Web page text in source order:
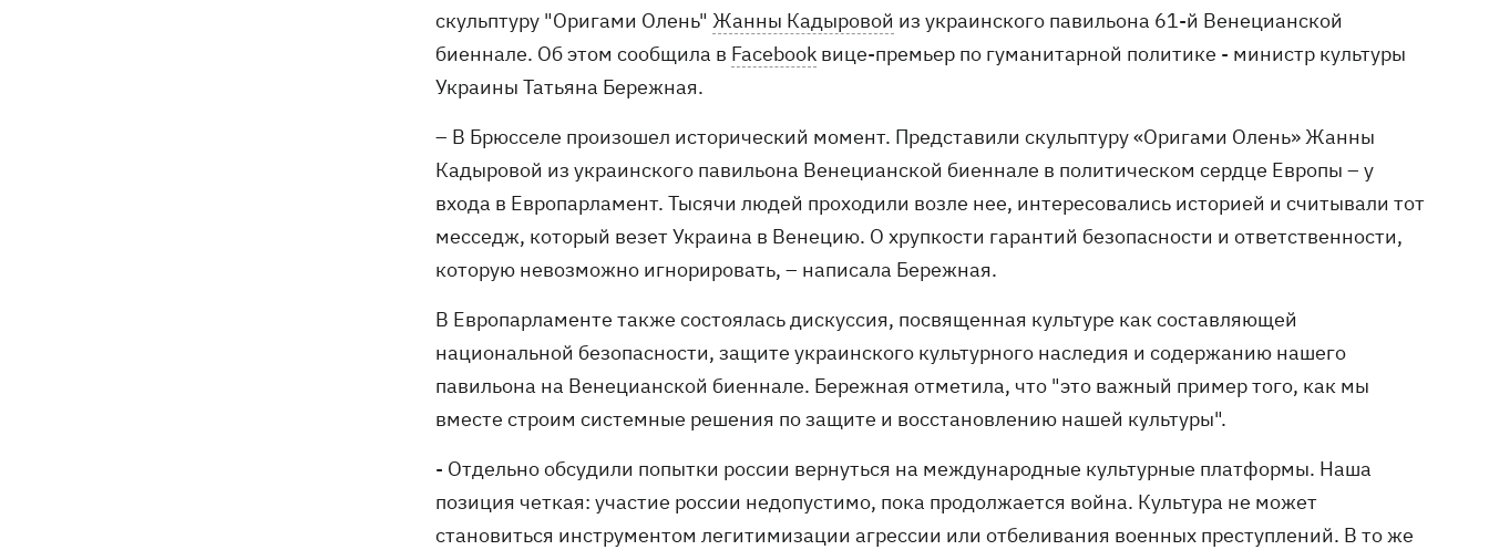
скульптуру "Оригами Олень" Жанны Кадыровой из украинского павильона 61-й Венецианской
биеннале. Об этом сообщила в Facebook вице-премьер по гуманитарной политике - министр культуры
Украины Татьяна Бережная.
– В Брюсселе произошел исторический момент. Представили скульптуру «Оригами Олень» Жанны
Кадыровой из украинского павильона Венецианской биеннале в политическом сердце Европы – у
входа в Европарламент. Тысячи людей проходили возле нее, интересовались историей и считывали тот
месседж, который везет Украина в Венецию. О хрупкости гарантий безопасности и ответственности,
которую невозможно игнорировать, – написала Бережная.
В Европарламенте также состоялась дискуссия, посвященная культуре как составляющей
национальной безопасности, защите украинского культурного наследия и содержанию нашего
павильона на Венецианской биеннале. Бережная отметила, что "это важный пример того, как мы
вместе строим системные решения по защите и восстановлению нашей культуры".
- Отдельно обсудили попытки россии вернуться на международные культурные платформы. Наша
позиция четкая: участие россии недопустимо, пока продолжается война. Культура не может
становиться инструментом легитимизации агрессии или отбеливания военных преступлений. В то же